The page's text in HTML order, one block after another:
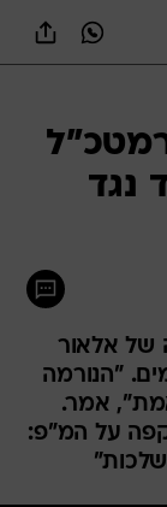
נגד
של אלאור
"הנורמה
אמר.
על המ"פ: